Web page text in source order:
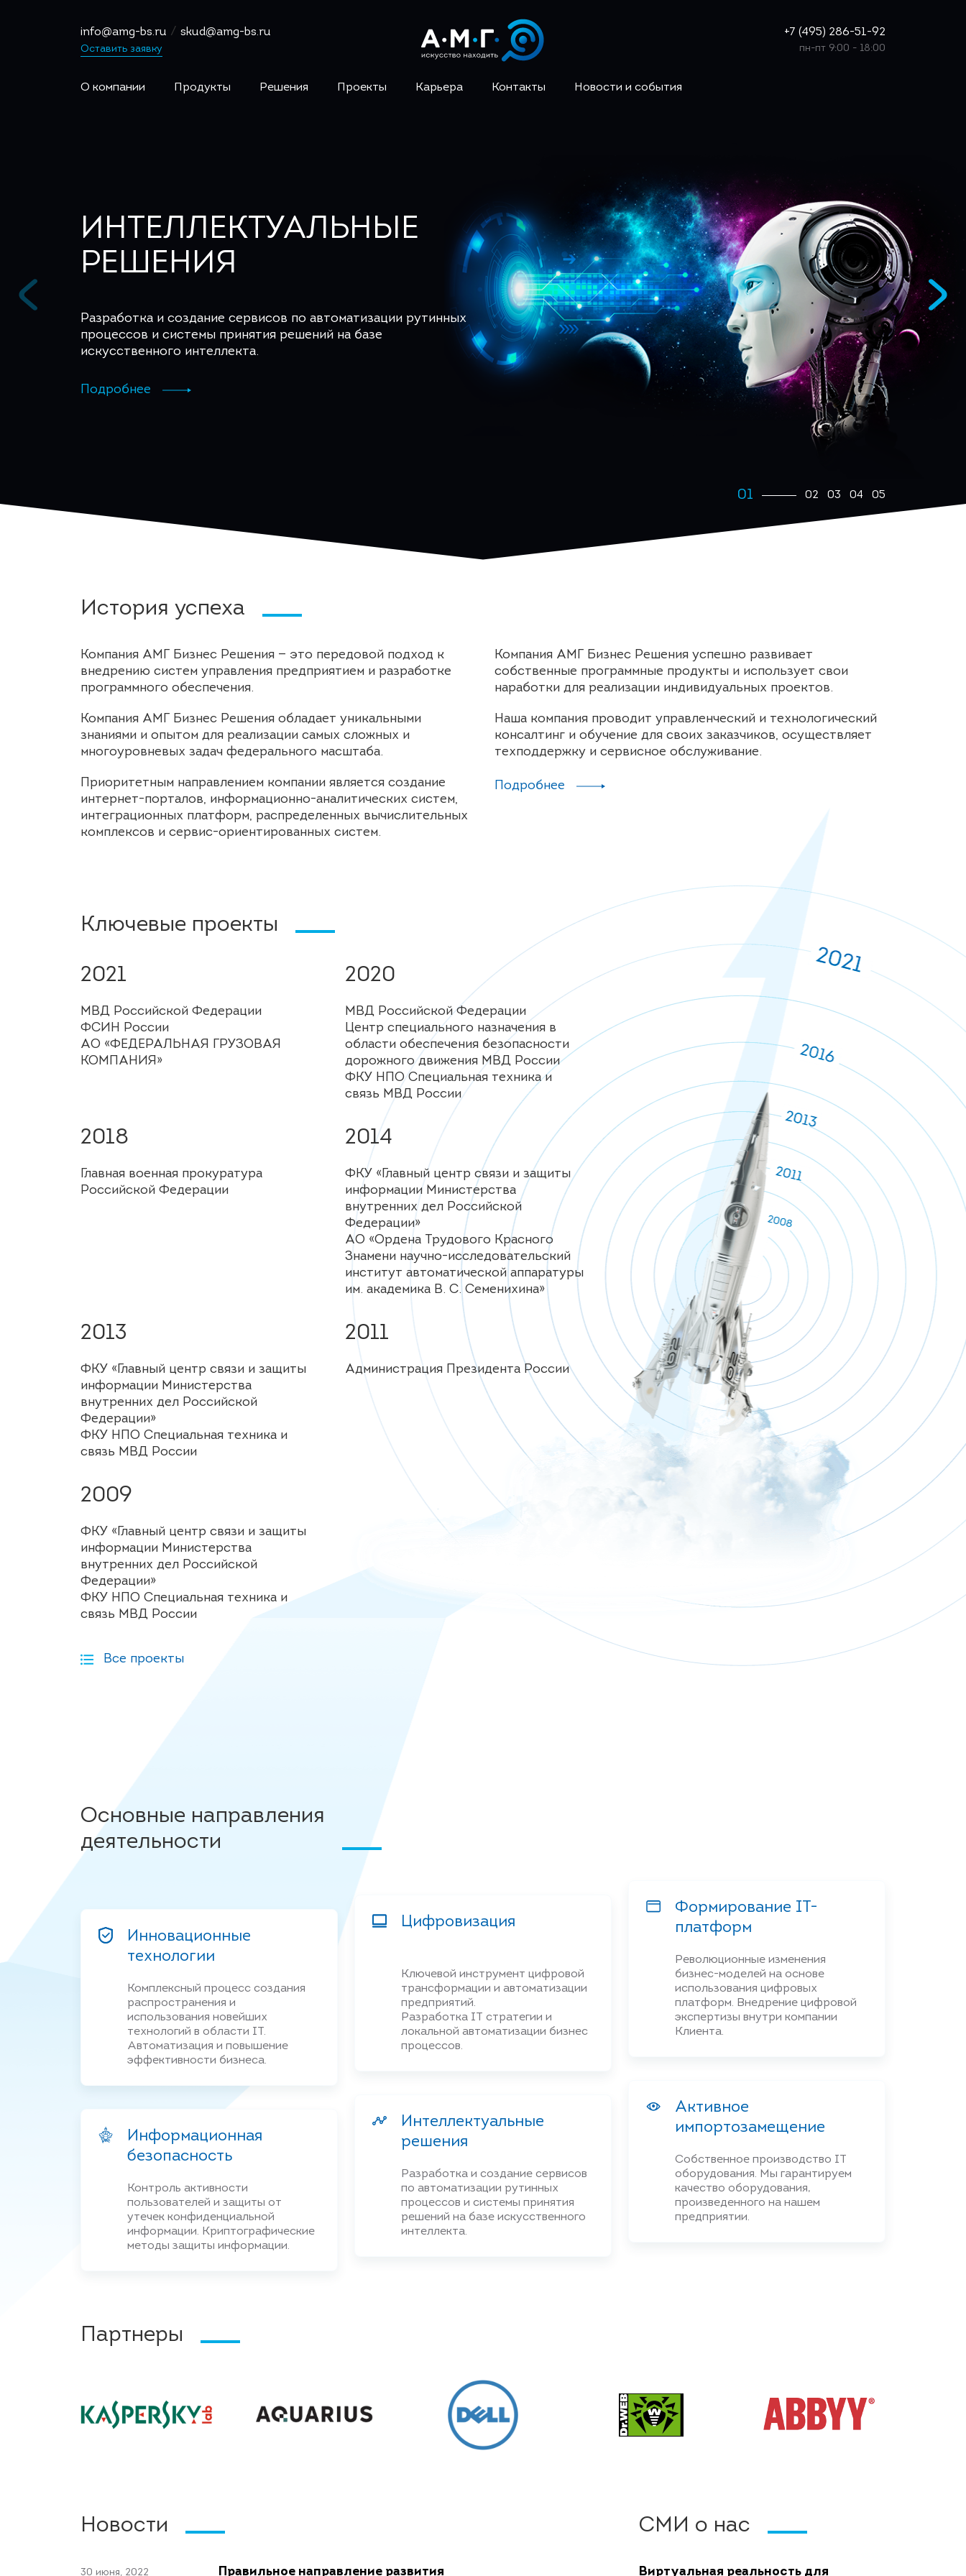
info@amg-bs.ru / skud@amg-bs.ru
Оставить заявку
+7 (495) 286-51-92
пн-пт 9:00 - 18:00
О компании Продукты Решения Проекты Карьера Контакты Новости и события
ИНТЕЛЛЕКТУАЛЬНЫЕ
РЕШЕНИЯ
Разработка и создание сервисов по автоматизации рутинных
процессов и системы принятия решений на базе
искусственного интеллекта.
Подробнее
1 2 3 4 5
История успеха
Компания АМГ Бизнес Решения — это передовой подход к
внедрению систем управления предприятием и разработке
программного обеспечения.
Компания АМГ Бизнес Решения обладает уникальными
знаниями и опытом для реализации самых сложных и
многоуровневых задач федерального масштаба.
Приоритетным направлением компании является создание
интернет-порталов, информационно-аналитических систем,
интеграционных платформ, распределенных вычислительных
комплексов и сервис-ориентированныx систем.
Компания АМГ Бизнес Решения успешно развивает
собственные программные продукты и использует свои
наработки для реализации индивидуальных проектов.
Наша компания проводит управленческий и технологический
консалтинг и обучение для своих заказчиков, осуществляет
техподдержку и сервисное обслуживание.
Подробнее
Ключевые проекты
2021
МВД Российской Федерации
ФСИН России
АО «ФЕДЕРАЛЬНАЯ ГРУЗОВАЯ
КОМПАНИЯ»
2020
МВД Российской Федерации
Центр специального назначения в
области обеспечения безопасности
дорожного движения МВД России
ФКУ НПО Специальная техника и
связь МВД России
2018
Главная военная прокуратура
Российской Федерации
2014
ФКУ «Главный центр связи и защиты
информации Министерства
внутренних дел Российской
Федерации»
АО «Ордена Трудового Красного
Знамени научно-исследовательский
институт автоматической аппаратуры
им. академика В. С. Семенихина»
2013
ФКУ «Главный центр связи и защиты
информации Министерства
внутренних дел Российской
Федерации»
ФКУ НПО Специальная техника и
связь МВД России
2011
Администрация Президента России
2009
ФКУ «Главный центр связи и защиты
информации Министерства
внутренних дел Российской
Федерации»
ФКУ НПО Специальная техника и
связь МВД России
Все проекты
Основные направления
деятельности
Инновационные
технологии
Комплексный процесс создания
распространения и
использования новейших
технологий в области IT.
Автоматизация и повышение
эффективности бизнеса.
Цифровизация
Ключевой инструмент цифровой
трансформации и автоматизации
предприятий.
Разработка IT стратегии и
локальной автоматизации бизнес
процессов.
Формирование IT-
платформ
Революционные изменения
бизнес-моделей на основе
использования цифровых
платформ. Внедрение цифровой
экспертизы внутри компании
Клиента.
Информационная
безопасность
Контроль активности
пользователей и защиты от
утечек конфиденциальной
информации. Криптографические
методы защиты информации.
Интеллектуальные
решения
Разработка и создание сервисов
по автоматизации рутинных
процессов и системы принятия
решений на базе искусственного
интеллекта.
Активное
импортозамещение
Собственное производство IT
оборудования. Мы гарантируем
качество оборудования,
произведенного на нашем
предприятии.
Партнеры
Новости
30 июня, 2022 Правильное направление развития
СМИ о нас
Виртуальная реальность для